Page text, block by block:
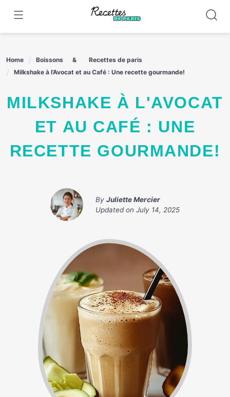
content
Home Boissons
Recettes de paris
Milkshake à l’Avocat et au Café : Une recette gourmande!
MILKSHAKE À L'AVOCAT
ET AU CAFÉ : UNE
RECETTE GOURMANDE!
By Juliette Mercier
Updated on July 14, 2025